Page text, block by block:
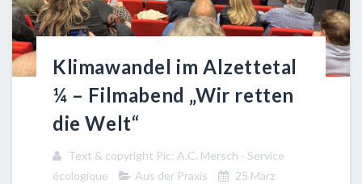
Klimawandel im Alzettetal
¼ – Filmabend „Wir retten
die Welt“
Text & copyright Pic: A.C. Mersch - Service
écologique
Aus der Praxis
25 März